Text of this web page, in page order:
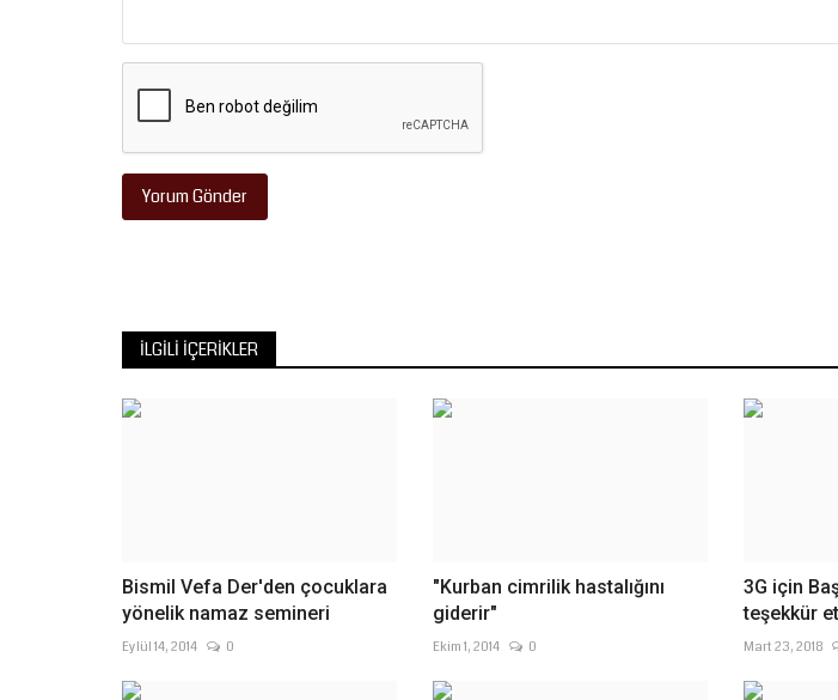
Yorum Gönder
İLGILI İÇERIKLER
Bismil Vefa Der'den çocuklara
yönelik namaz semineri
Eylül 14, 2014 0
"Kurban cimrilik hastalığını
giderir"
Ekim 1, 2014 0
3G için
teşekkür
Mart 23, 2018